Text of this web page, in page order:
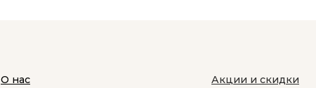
О нас
Акции и скидки